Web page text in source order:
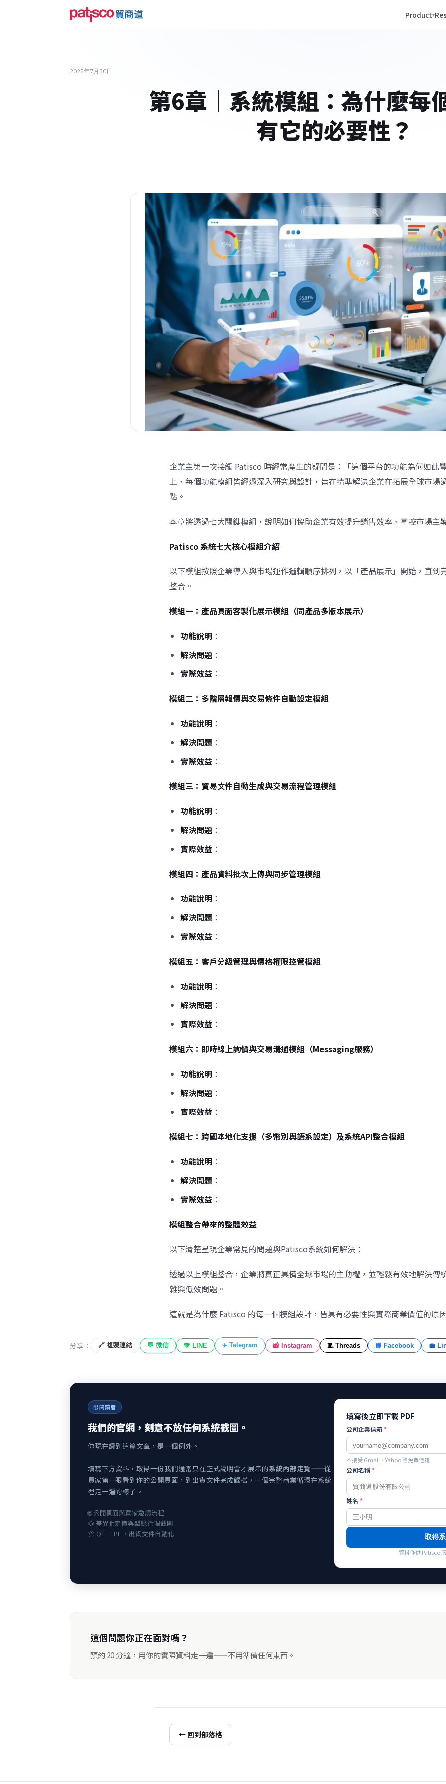
Product
2025年7月30日
第6章｜系統模組：為什麼每
有它的必要性？
企業主第一次接觸 Patisco 時經常產生的疑問是：「這個平台的功能為何如此
上，每個功能模組皆經過深入研究與設計，旨在精準解決企業在拓展全球市場
點。
本章將透過七大關鍵模組，說明如何協助企業有效提升銷售效率、掌控市場主
Patisco 系統七大核心模組介紹
以下模組按照企業導入與市場運作邏輯順序排列，以「產品展示」開始，直到
整合。
模組一：產品頁面客製化展示模組（同產品多版本展示）
功能說明 ：
解決問題 ：
實際效益 ：
模組二：多階層報價與交易條件自動設定模組
功能說明 ：
解決問題 ：
實際效益 ：
模組三：貿易文件自動生成與交易流程管理模組
功能說明 ：
解決問題 ：
實際效益 ：
模組四：產品資料批次上傳與同步管理模組
功能說明 ：
解決問題 ：
實際效益 ：
模組五：客戶分級管理與價格權限控管模組
功能說明 ：
解決問題 ：
實際效益 ：
模組六：即時線上詢價與交易溝通模組（Messaging服務）
功能說明 ：
解決問題 ：
實際效益 ：
模組七：跨國本地化支援（多幣別與語系設定）及系統API整合模組
功能說明 ：
解決問題 ：
實際效益 ：
模組整合帶來的整體效益
以下清楚呈現企業常見的問題與Patisco系統如何解決：
透過以上模組整合，企業將真正具備全球市場的主動權，並輕鬆有效地解決傳
雜與低效問題。
這就是為什麼 Patisco 的每一個模組設計，皆具有必要性與實際商業價值的原
分享： 🔗 複製連結 💬 微信 💚 LINE ✈️ Telegram 📸 Instagram 🧵 Threads 📘 Facebook 💼
限閱讀者
我們的官網，刻意不放任何系統截圖。
你現在讀到這篇文章，是一個例外。
填寫下方資料，取得一份我們通常只在正式說明會才展示的系統內部走覽——從
買家第一眼看到你的公開頁面，到出貨文件完成歸檔，一個完整商業循環在系統
裡走一遍的樣子。
🌐 公開頁面與買家邀請流程
💱 差異化定價與型錄管理截圖
📦 QT → PI → 出貨文件自動化
填寫後立即下載 PDF
公司企業信箱*
不接受 Gmail、Yahoo 等免費信箱
公司名稱*
姓名 *
取得
資料僅供 Patisco
這個問題你正在面對嗎？
預約 20 分鐘，用你的實際資料走一遍——不用準備任何東西。
← 回到部落格